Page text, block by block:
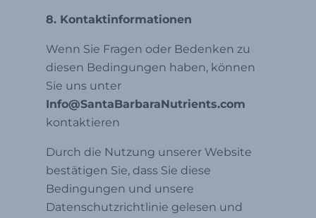
8. Kontaktinformationen
Wenn Sie Fragen oder Bedenken zu
diesen Bedingungen haben, können
Sie uns unter
Info@SantaBarbaraNutrients.com
kontaktieren
Durch die Nutzung unserer Website
bestätigen Sie, dass Sie diese
Bedingungen und unsere
Datenschutzrichtlinie gelesen und